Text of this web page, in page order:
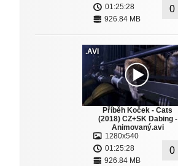
01:25:28
926.84 MB
0
.AVI
Příběh Koček - Cats
(2018) CZ+SK Dabing -
Animovaný.avi
1280x540
01:25:28
926.84 MB
0